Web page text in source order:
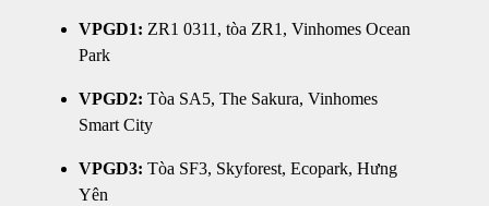
VPGD1: ZR1 0311, tòa ZR1, Vinhomes Ocean
Park
VPGD2: Tòa SA5, The Sakura, Vinhomes
Smart City
VPGD3: Tòa SF3, Skyforest, Ecopark, Hưng
Yên